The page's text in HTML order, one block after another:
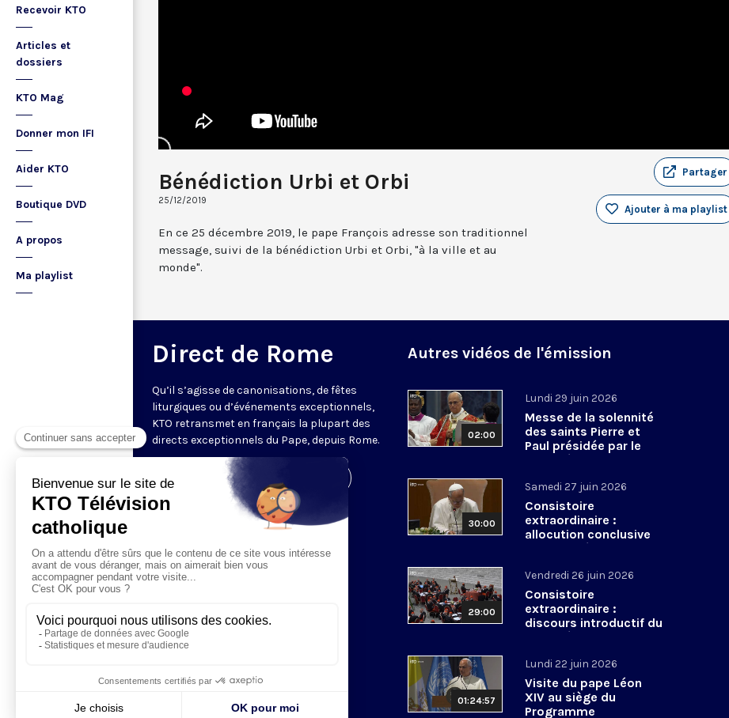
Recevoir KTO
Articles et
dossiers
KTO Mag
Donner mon IFI
Aider KTO
Boutique DVD
A propos
Ma playlist
Bénédiction Urbi et Orbi
25/12/2019
Partager
Ajouter à ma playlist
En ce 25 décembre 2019, le pape François adresse son traditionnel
message, suivi de la bénédiction Urbi et Orbi, "à la ville et au
monde".
Direct de Rome
Qu’il s’agisse de canonisations, de fêtes
liturgiques ou d’événements exceptionnels,
KTO retransmet en français la plupart des
directs exceptionnels du Pape, depuis Rome.
Visiter la page de l'émission
Autres vidéos de l'émission
02:00
Lundi 29 juin 2026
Messe de la solennité
des saints Pierre et
Paul présidée par le
pape Léon XIV - 29 juin
30:00
Samedi 27 juin 2026
Consistoire
extraordinaire :
allocution conclusive
du pape Léon XIV et Te
29:00
Vendredi 26 juin 2026
Consistoire
extraordinaire :
discours introductif du
pape Léon XIV - 26 juin
01:24:57
Lundi 22 juin 2026
Visite du pape Léon
XIV au siège du
Programme